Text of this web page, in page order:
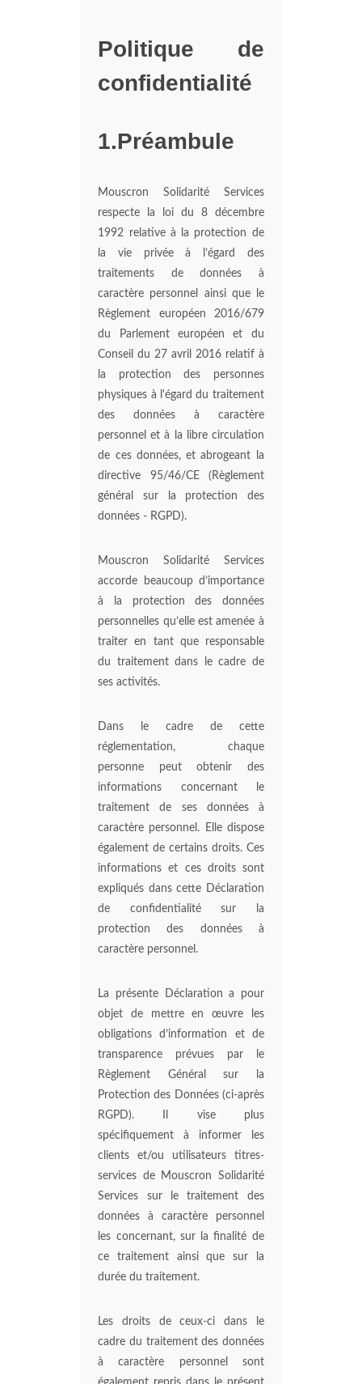
Politique de
confidentialité
1.Préambule
Mouscron Solidarité Services
respecte la loi du 8 décembre
1992 relative à la protection de
la vie privée à l’égard des
traitements de données à
caractère personnel ainsi que le
Règlement européen 2016/679
du Parlement européen et du
Conseil du 27 avril 2016 relatif à
la protection des personnes
physiques à l'égard du traitement
des données à caractère
personnel et à la libre circulation
de ces données, et abrogeant la
directive 95/46/CE (Règlement
général sur la protection des
données - RGPD).
Mouscron Solidarité Services
accorde beaucoup d’importance
à la protection des données
personnelles qu’elle est amenée à
traiter en tant que responsable
du traitement dans le cadre de
ses activités.
Dans le cadre de cette
réglementation, chaque
personne peut obtenir des
informations concernant le
traitement de ses données à
caractère personnel. Elle dispose
également de certains droits. Ces
informations et ces droits sont
expliqués dans cette Déclaration
de confidentialité sur la
protection des données à
caractère personnel.
La présente Déclaration a pour
objet de mettre en œuvre les
obligations d’information et de
transparence prévues par le
Règlement Général sur la
Protection des Données (ci-après
RGPD). Il vise plus
spécifiquement à informer les
clients et/ou utilisateurs titres-
services de Mouscron Solidarité
Services sur le traitement des
données à caractère personnel
les concernant, sur la finalité de
ce traitement ainsi que sur la
durée du traitement.
Les droits de ceux-ci dans le
cadre du traitement des données
à caractère personnel sont